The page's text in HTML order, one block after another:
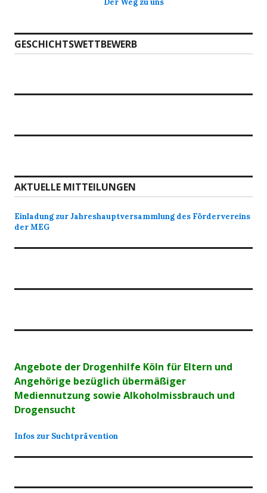
GESCHICHTSWETTBEWERB
AKTUELLE MITTEILUNGEN
Einladung zur Jahreshauptversammlung des Fördervereins
der MEG
Angebote der Drogenhilfe Köln für Eltern und
Angehörige bezüglich übermäßiger
Mediennutzung sowie Alkoholmissbrauch und
Drogensucht
Infos zur Suchtprävention